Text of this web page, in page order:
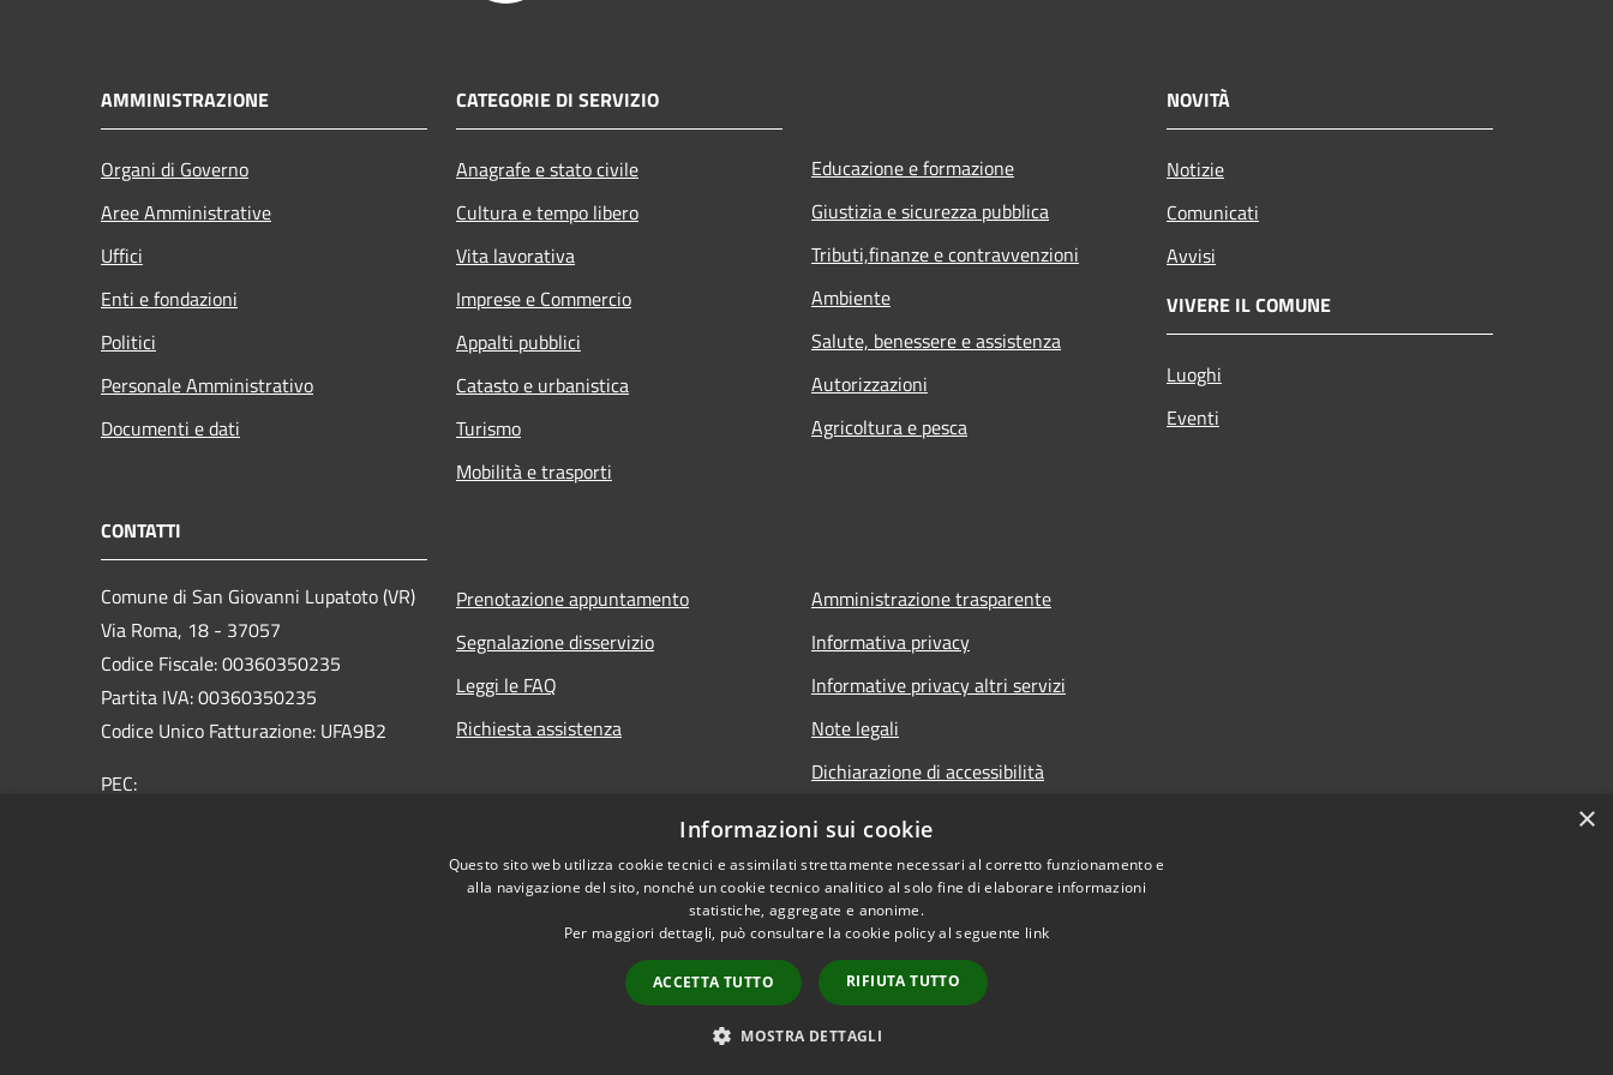
AMMINISTRAZIONE
Organi di Governo
Aree Amministrative
Uffici
Enti e fondazioni
Politici
Personale Amministrativo
Documenti e dati
CATEGORIE DI SERVIZIO
Anagrafe e stato civile
Cultura e tempo libero
Vita lavorativa
Imprese e Commercio
Appalti pubblici
Catasto e urbanistica
Turismo
Mobilità e trasporti
Educazione e formazione
Giustizia e sicurezza pubblica
Tributi,finanze e contravvenzioni
Ambiente
Salute, benessere e assistenza
Autorizzazioni
Agricoltura e pesca
NOVITÀ
Notizie
Comunicati
Avvisi
VIVERE IL COMUNE
Luoghi
Eventi
CONTATTI
Comune di San Giovanni Lupatoto (VR)
Via Roma, 18 - 37057
Codice Fiscale: 00360350235
Partita IVA: 00360350235
Codice Unico Fatturazione: UFA9B2
PEC:
Prenotazione appuntamento
Segnalazione disservizio
Leggi le FAQ
Richiesta assistenza
Amministrazione trasparente
Informativa privacy
Informative privacy altri servizi
Note legali
Dichiarazione di accessibilità
Copyright © 2026 • Comune di San Giovanni Lupatoto • Powered by
×
Informazioni sui cookie
Questo sito web utilizza cookie tecnici e assimilati strettamente necessari al corretto funzionamento e
alla navigazione del sito, nonché un cookie tecnico analitico al solo fine di elaborare informazioni
statistiche, aggregate e anonime.
Per maggiori dettagli, può consultare la cookie policy al seguente link
ACCETTA TUTTO RIFIUTA TUTTO
MOSTRA DETTAGLI